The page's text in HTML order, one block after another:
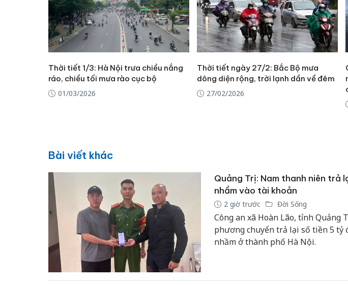
Thời tiết 1/3: Hà Nội trưa chiều nắng
ráo, chiều tối mưa rào cục bộ
01/03/2026
Thời tiết ngày 27/2: Bắc Bộ mưa
dông diện rộng, trời lạnh dần về đêm
27/02/2026
Bài viết khác
Quảng Trị: Nam thanh niên trả
nhầm vào tài khoản
2 giờ trước Đời Sống
Công an xã Hoàn Lão, tỉnh Quảng
phương chuyển trả lại số tiền 5 tỷ
nhầm ở thành phố Hà Nội.